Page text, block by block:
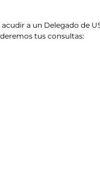
a un Delegado de
tus consultas: